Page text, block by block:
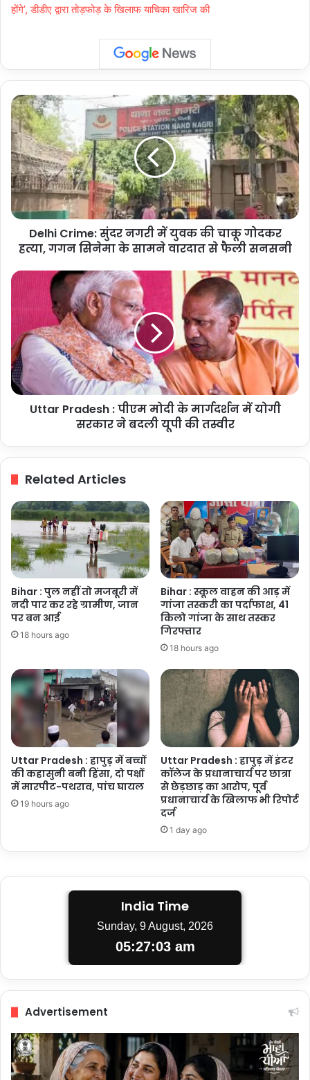
होंगे’, डीडीए द्वारा तोड़फोड़ के खिलाफ याचिका खारिज की
Delhi
Crime:
सुंदर
नगरी
में
युवक
की
चाकू
गोदकर
गगन
के
फैली
सनसनी
Delhi Crime: सुंदर नगरी में युवक की चाकू गोदकर
हत्या, गगन सिनेमा के सामने वारदात से फैली सनसनी
Uttar
मोदी
के
मार्गदर्शन
में
योगी
सरकार
तस्वीर
Uttar Pradesh : पीएम मोदी के मार्गदर्शन में योगी
सरकार ने बदली यूपी की तस्वीर
Related Articles
Bihar : पुल नहीं तो मजबूरी में
नदी पार कर रहे ग्रामीण, जान
पर बन आई
18 hours ago
Bihar : स्कूल वाहन की आड़ में
गांजा तस्करी का पर्दाफाश, 41
किलो गांजा के साथ तस्कर
गिरफ्तार
18 hours ago
Uttar Pradesh : हापुड़ में बच्चों
की कहासुनी बनी हिंसा, दो पक्षों
में मारपीट-पथराव, पांच घायल
19 hours ago
Uttar Pradesh : हापुड़ में इंटर
कॉलेज के प्रधानाचार्य पर छात्रा
से छेड़छाड़ का आरोप, पूर्व
प्रधानाचार्य के खिलाफ भी रिपोर्ट
दर्ज
1 day ago
India Time
Sunday, 9 August, 2026
05:27:03 am
Advertisement